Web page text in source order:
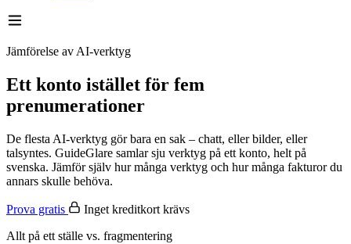
Jämförelse av AI-verktyg
Ett konto istället för fem
prenumerationer
De flesta AI-verktyg gör bara en sak – chatt, eller bilder, eller
talsyntes. GuideGlare samlar sju verktyg på ett konto, helt på
svenska. Jämför själv hur många verktyg och hur många fakturor du
annars skulle behöva.
Prova gratis
Inget kreditkort krävs
Allt på ett ställe vs. fragmentering